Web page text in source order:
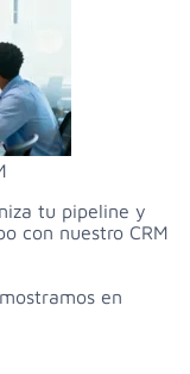
tu pipeline y
con nuestro CRM
en